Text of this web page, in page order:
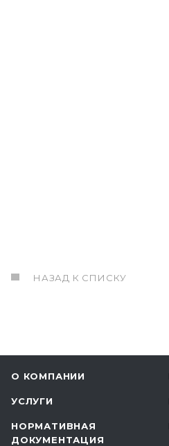
НАЗАД К СПИСКУ
О КОМПАНИИ
УСЛУГИ
НОРМАТИВНАЯ
ДОКУМЕНТАЦИЯ